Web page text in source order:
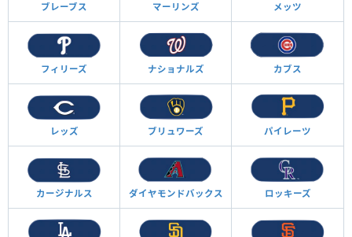
ブレーブス マーリンズ メッツ
フィリーズ ナショナルズ カブス
レッズ ブリュワーズ パイレーツ
カージナルス ダイヤモンドバックス ロッキーズ